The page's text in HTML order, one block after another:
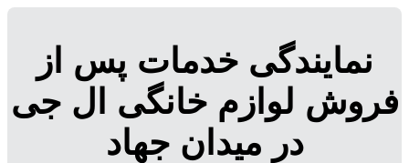
نمایندگی خدمات پس از
فروش لوازم خانگی ال جی
در میدان جهاد